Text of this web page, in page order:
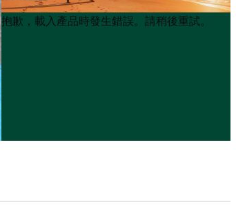
Product
List
Product
List
抱歉，載入產品時發生錯誤。請稍後重試。